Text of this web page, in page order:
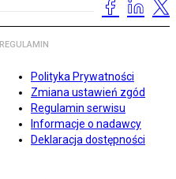
REGULAMIN
Polityka Prywatności
Zmiana ustawień zgód
Regulamin serwisu
Informacje o nadawcy
Deklaracja dostępności